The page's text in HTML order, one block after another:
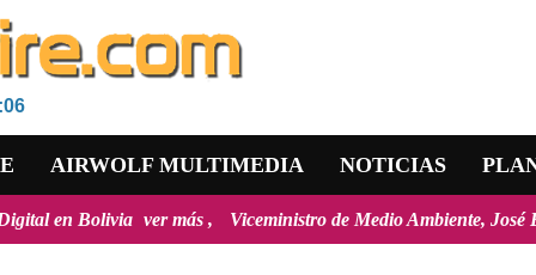
AIRWOLF MULTIMEDIA NOTICIAS
ver más Viceministro de Medio Ambiente, José Ernesto Ávila: